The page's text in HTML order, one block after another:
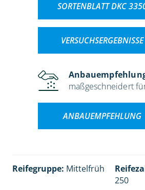
SORTENBLATT DKC
VERSUCHSERGEBNISSE
maßgeschneidert
ANBAUEMPFEHLUNG
Reifegruppe: Mittelfrüh
250